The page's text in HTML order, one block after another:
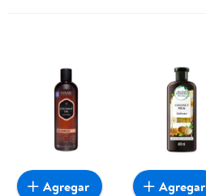
Agregar Agregar